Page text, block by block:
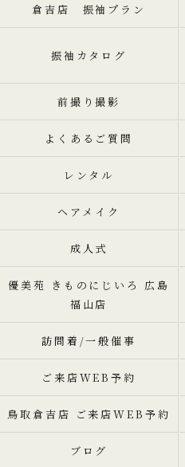
倉吉店 振袖プラン
振袖カタログ
前撮り撮影
よくあるご質問
レンタル
ヘアメイク
成人式
優美苑 きものにじいろ 広島
福山店
訪問着/一般催事
ご来店WEB予約
鳥取倉吉店 ご来店WEB予約
ブログ